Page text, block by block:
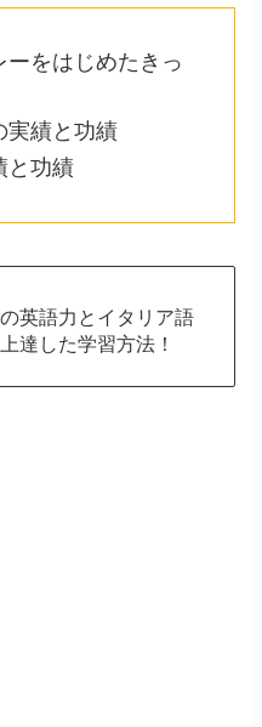
をはじめたきっ
実績と功績
と功績
英語力とイタリア語
達した学習方法！